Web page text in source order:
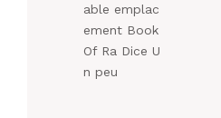
able emplac
ement Book
Of Ra Dice U
n peu